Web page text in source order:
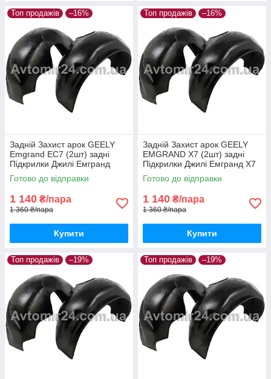
Топ продажів –16%
Задній Захист арок GEELY
Emgrand EC7 (2шт) задні
Підкрилки Джилі Емгранд
ЕС7 пара задніх
Готово до відправки
1 140 ₴/пара
1 360 ₴/пара
Купити
Топ продажів –16%
Задній Захист арок GEELY
EMGRAND X7 (2шт) задні
Підкрилки Джилі Емгранд Х7
пара задніх
Готово до відправки
1 140 ₴/пара
1 360 ₴/пара
Купити
Топ продажів –19% Топ продажів –19%